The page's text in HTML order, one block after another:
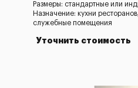
Размеры: стандартные или
Назначение: кухни
служебные помещения
Уточнить стоимость